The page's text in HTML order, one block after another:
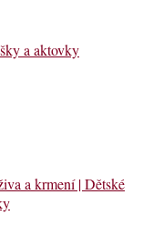
a aktovky
a krmení | Dětské